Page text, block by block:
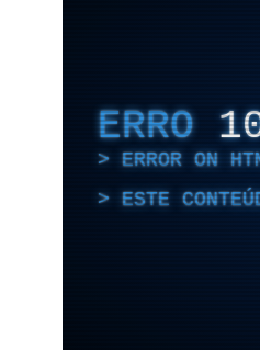
ERRO
ERROR ON
ESTE